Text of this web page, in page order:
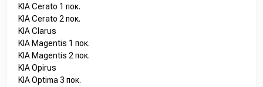
KIA Cerato 1 пок.
KIA Cerato 2 пок.
KIA Clarus
KIA Magentis 1 пок.
KIA Magentis 2 пок.
KIA Opirus
KIA Optima 3 пок.